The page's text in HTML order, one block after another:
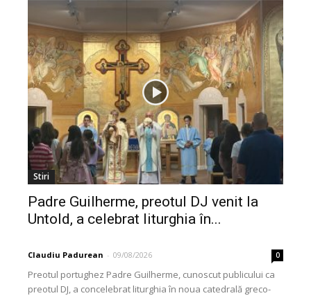
Stiri
Padre Guilherme, preotul DJ venit la
Untold, a celebrat liturghia în...
Claudiu Padurean - 09/08/2026 0
Preotul portughez Padre Guilherme, cunoscut publicului ca
preotul DJ, a concelebrat liturghia în noua catedrală greco-